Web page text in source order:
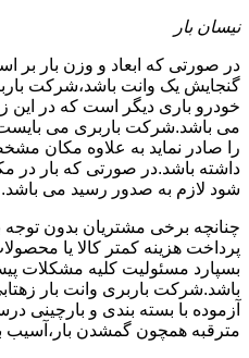
نیسان بار
در صورتی که ابعاد و وزن بار بر
گنجایش یک وانت باشد،شرکت
خودرو باری دیگر است که در این
می باشد.شرکت باربری می بایست
را صادر نماید به علاوه مکان
داشته باشد.در صورتی که بار در
شود لازم به صدور رسید می باشد.
چنانچه برخی مشتریان بدون
پرداخت هزینه کمتر کالا یا
بسپارد مسئولیت کلیه مشکلات
باشد.شرکت باربری وانت بار
آزموده با بسته بندی و بارچینی
مترقبه همچون گمشدن بار،آسیب